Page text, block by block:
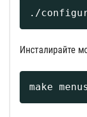
./
Инсталирайте
make